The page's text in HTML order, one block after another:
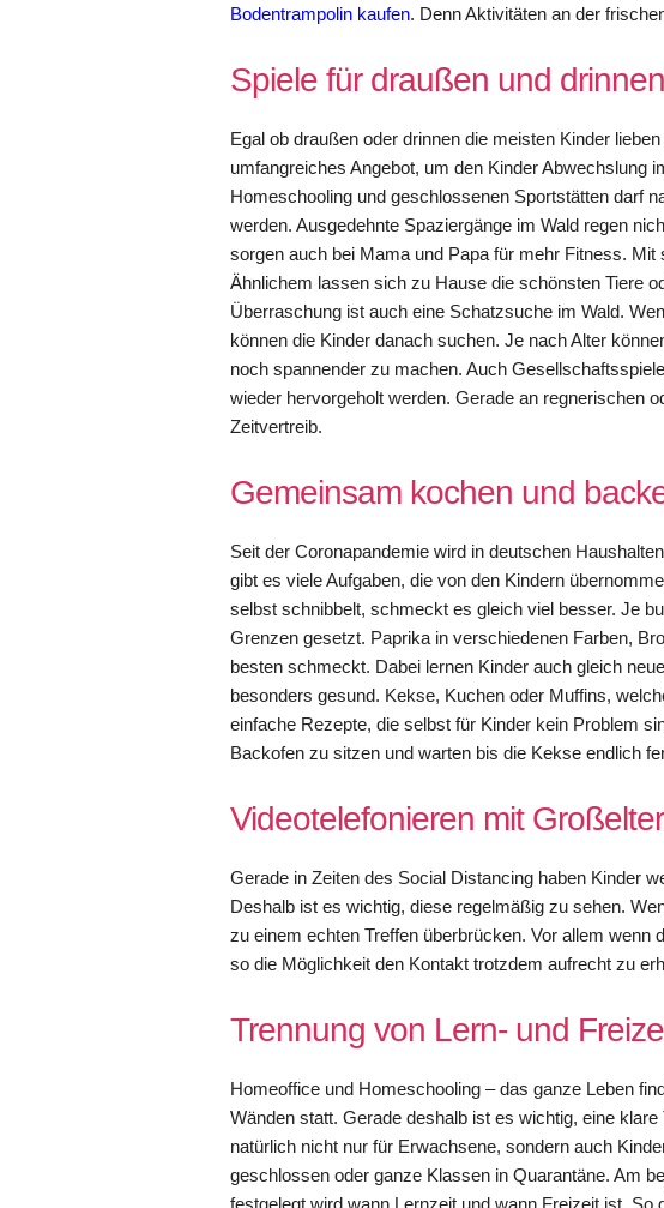
Bodentrampolin kaufen. Denn Aktivitäten an der
Spiele für draußen und drinnen
Egal ob draußen oder drinnen die meisten Kinder
umfangreiches Angebot, um den Kinder Abwechslung
Homeschooling und geschlossenen Sportstätten darf
werden. Ausgedehnte Spaziergänge im Wald regen
sorgen auch bei Mama und Papa für mehr Fitness.
Ähnlichem lassen sich zu Hause die schönsten Tiere
Überraschung ist auch eine Schatzsuche im Wald.
können die Kinder danach suchen. Je nach Alter
noch spannender zu machen. Auch
wieder hervorgeholt werden. Gerade an regnerischen
Zeitvertreib.
Gemeinsam kochen und
Seit der Coronapandemie wird in deutschen
gibt es viele Aufgaben, die von den Kindern
selbst schnibbelt, schmeckt es gleich viel besser. Je
Grenzen gesetzt. Paprika in verschiedenen Farben,
besten schmeckt. Dabei lernen Kinder auch gleich
besonders gesund. Kekse, Kuchen oder Muffins,
einfache Rezepte, die selbst für Kinder kein Problem
Backofen zu sitzen und warten bis die Kekse endlich
Videotelefonieren mit
Gerade in Zeiten des Social Distancing haben Kinder
Deshalb ist es wichtig, diese regelmäßig zu sehen.
zu einem echten Treffen überbrücken. Vor allem wenn
so die Möglichkeit den Kontakt trotzdem aufrecht zu
Trennung von Lern- und
Homeoffice und Homeschooling – das ganze Leben
Wänden statt. Gerade deshalb ist es wichtig, eine
natürlich nicht nur für Erwachsene, sondern auch
geschlossen oder ganze Klassen in Quarantäne. Am
festgelegt wird wann Lernzeit und wann Freizeit ist.